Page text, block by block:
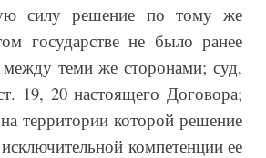
силу решение по тому же
государстве не было ранее
теми же сторонами; суд,
19, 20 настоящего Договора;
территории которой решение
компетенции ее